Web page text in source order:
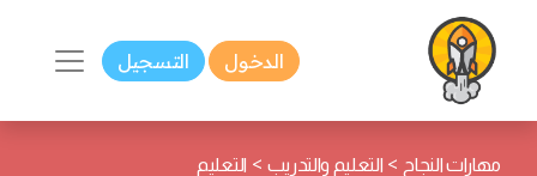
الدخول التسجيل
مهارات النجاح > التعليم والتدريب > التعليم